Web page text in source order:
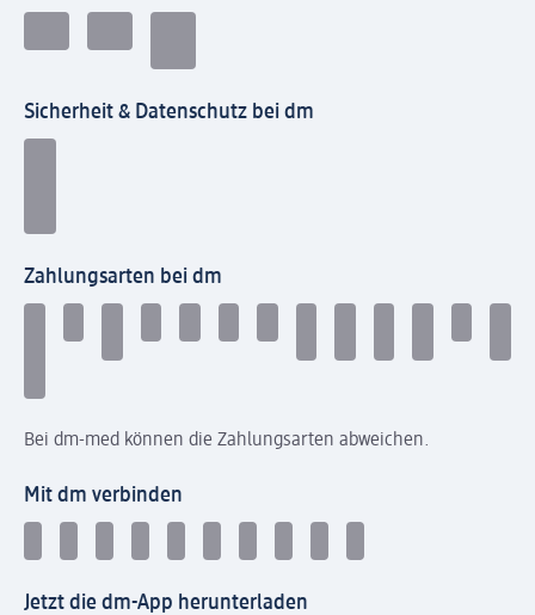
Sicherheit & Datenschutz bei dm
Zahlungsarten bei dm
Bei dm-med können die Zahlungsarten abweichen.
Mit dm verbinden
Jetzt die dm-App herunterladen